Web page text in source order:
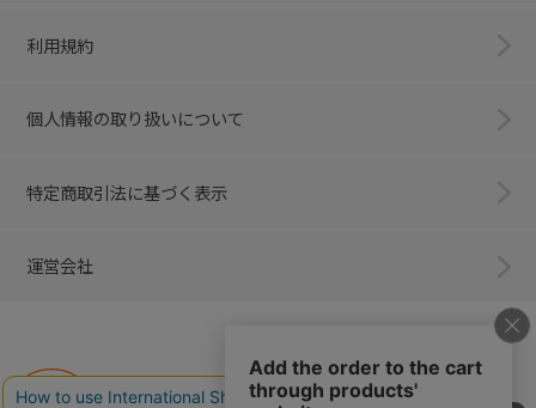
利用規約
個人情報の取り扱いについて
特定商取引法に基づく表示
運営会社